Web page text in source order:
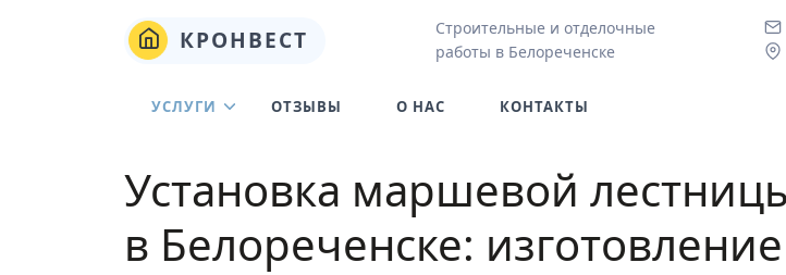
КРОНВЕСТ
Строительные и отделочные
работы в Белореченске
УСЛУГИ ОТЗЫВЫ О НАС КОНТАКТЫ
Установка маршевой
в Белореченске: